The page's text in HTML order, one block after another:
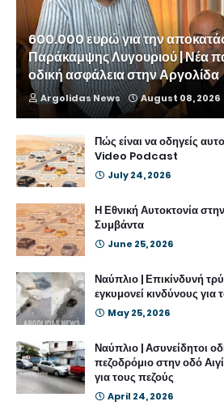
600.000 ευρώ για την
Παράκαμψης Λυγουριού | Νέα
οδική ασφάλεια στην Αργολίδα
Argolidas News August 08, 2026
Πώς είναι να οδηγείς
Video Podcast
July 24, 2026
Η Εθνική Αυτοκτονία
Συμβάντα
June 25, 2026
Ναύπλιο | Επικίνδυνή
εγκυμονεί κινδύνους για
May 25, 2026
Ναύπλιο | Ασυνείδητοι
πεζοδρόμιο στην οδό
για τους πεζούς
April 24, 2026